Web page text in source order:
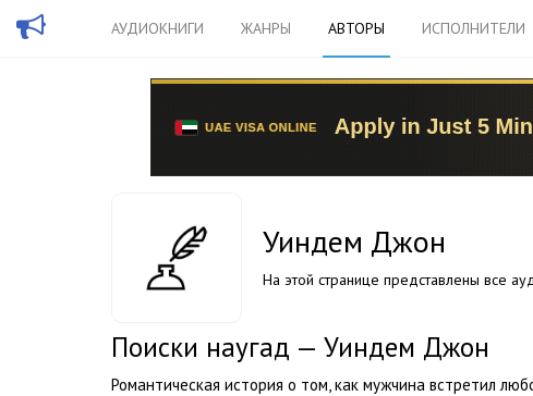
АУДИОКНИГИ ЖАНРЫ АВТОРЫ ИСПОЛНИТЕЛИ
Уиндем Джон
На этой странице представлены все
Поиски наугад — Уиндем Джон
Романтическая история о том, как мужчина встретил